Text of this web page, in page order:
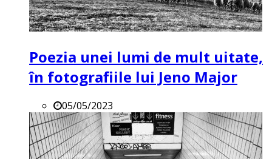
Poezia unei lumi de mult uitate,
în fotografiile lui Jeno Major
05/05/2023